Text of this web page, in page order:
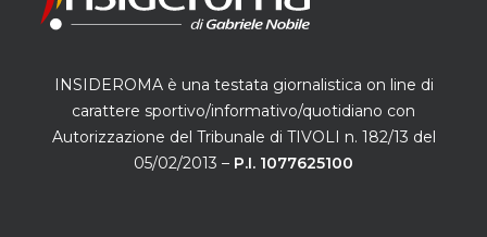
INSIDEROMA è una testata giornalistica on line di
carattere sportivo/informativo/quotidiano con
Autorizzazione del Tribunale di TIVOLI n. 182/13 del
05/02/2013 – P.I. 1077625100